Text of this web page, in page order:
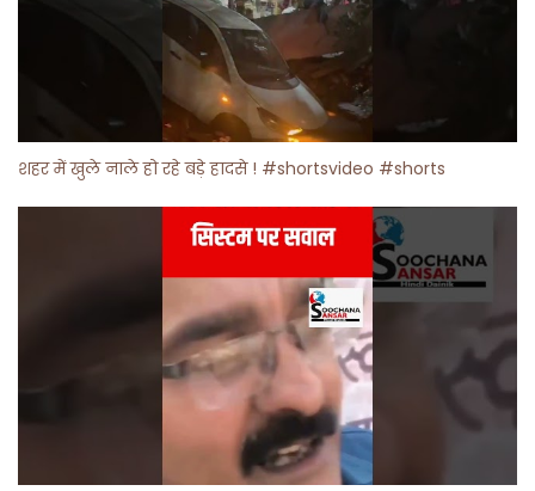
शहर में खुले नाले हो रहे बड़े हादसे ! #shortsvideo #shorts